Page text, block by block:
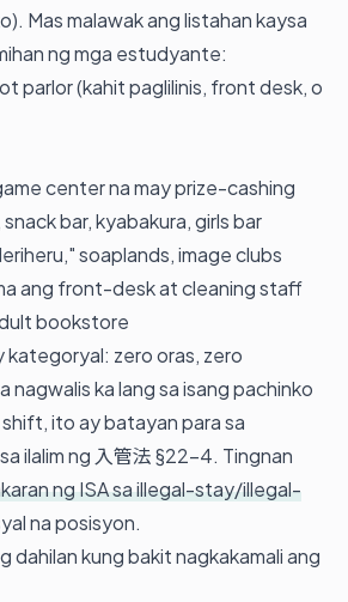
Mas malawak ang listahan kaysa
ng mga estudyante:
parlor (kahit paglilinis, front desk, o
center na may prize-cashing
bar, kyabakura, girls bar
soaplands, image clubs
ang front-desk at cleaning staff
bookstore
kategoryal: zero oras, zero
nagwalis ka lang sa isang pachinko
ito ay batayan para sa
ilalim ng 入管法 §22-4. Tingnan
ng ISA sa illegal-stay/illegal-
na posisyon.
dahilan kung bakit nagkakamali ang